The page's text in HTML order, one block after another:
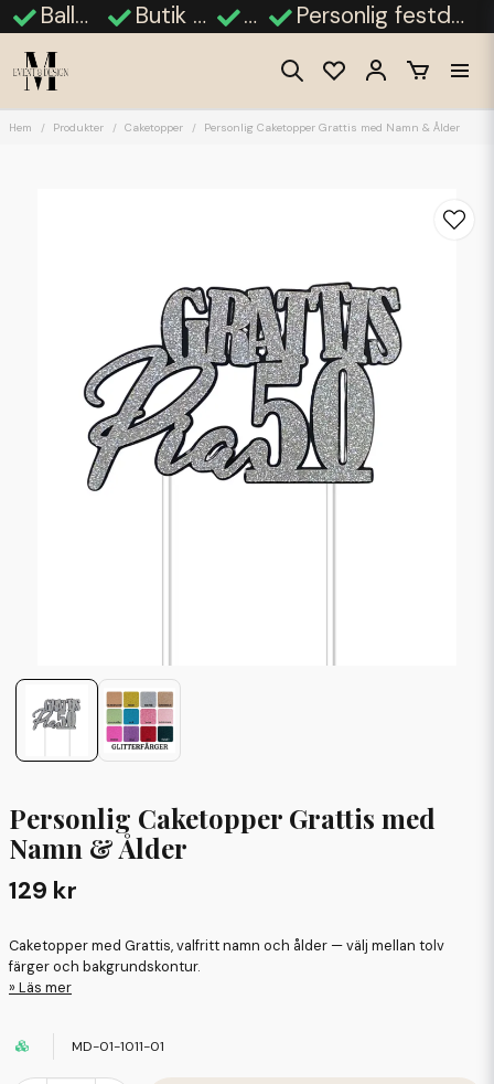
Ballongdekorationer Butik i Finja, Hässleholm FotobåsPersonlig festdekor - bröllop, babyshower, student
Hem Produkter Caketopper Personlig Caketopper Grattis med Namn & Ålder
Personlig Caketopper Grattis med
Namn & Ålder
129 kr
Caketopper med Grattis, valfritt namn och ålder — välj mellan tolv
färger och bakgrundskontur.
Läs mer
MD-01-1011-01